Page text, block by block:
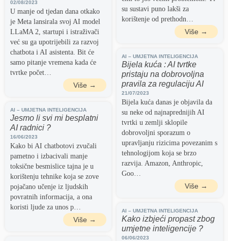
su sustavi puno lakši za
korištenje od prethodn…
Više →
02/08/2023
U manje od tjedan dana otkako
je Meta lansirala svoj AI model
LLaMA 2, startupi i istraživači
već su ga upotrijebili za razvoj
chatbota i AI asistenta. Bit će
samo pitanje vremena kada će
tvrtke počet…
Više →
AI – UMJETNA INTELIGENCIJA
Bijela kuća : AI tvrtke
pristaju na dobrovoljna
pravila za regulaciju AI
21/07/2023
Bijela kuća danas je objavila da
su neke od najnaprednijih AI
tvrtki u zemlji sklopile
dobrovoljni sporazum o
upravljanju rizicima povezanim s
tehnologijom koja se brzo
razvija. Amazon, Anthropic,
Goo…
Više →
AI – UMJETNA INTELIGENCIJA
Jesmo li svi mi besplatni
AI radnici ?
16/06/2023
Kako bi AI chatbotovi zvučali
pametno i izbacivali manje
toksične besmislice tajna je u
korištenju tehnike koja se zove
pojačano učenje iz ljudskih
povratnih informacija, a ona
koristi ljude za unos p…
Više →
AI – UMJETNA INTELIGENCIJA
Kako izbjeći propast zbog
umjetne inteligencije ?
06/06/2023